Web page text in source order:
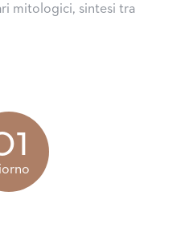
mitologici, sintesi tra